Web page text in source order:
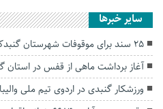
سایر خبرها
۲۵ سند برای موقوفات شهرستان گنبدکاووس صادر شد
آغاز برداشت ماهی از قفس در استان
ورزشکار گنبدی در اردوی تیم ملی